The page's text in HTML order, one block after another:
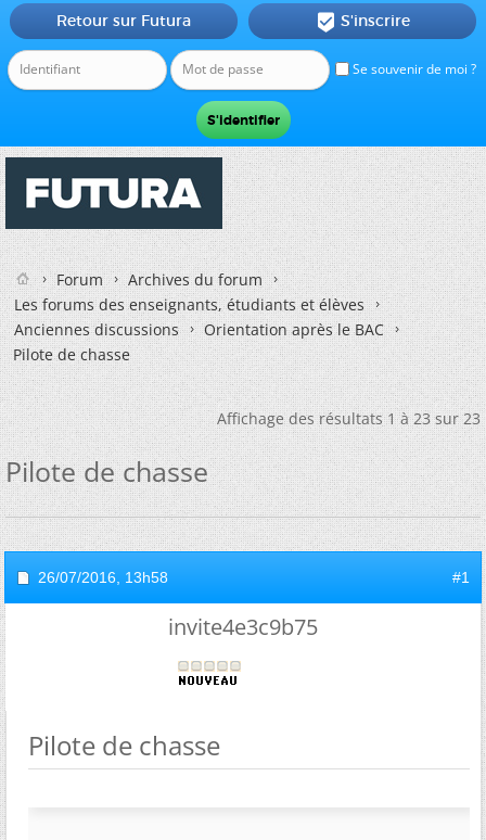
Se souvenir de moi ?
Retour sur Futura  S'inscrire
Forum
Archives du forum
Les forums des enseignants, étudiants et élèves
Anciennes discussions
Orientation après le BAC
Pilote de chasse
Affichage des résultats 1 à 23 sur 23
Pilote de chasse
26/07/2016, 13h58 #1
invite4e3c9b75
Pilote de chasse